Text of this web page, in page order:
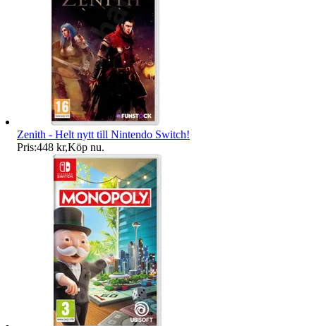
Zenith - Helt nytt till Nintendo Switch!
Pris:448 kr,Köp nu.